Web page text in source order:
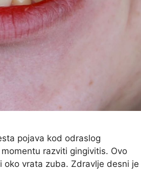
pojava kod odraslog
razviti gingivitis. Ovo
vrata zuba. Zdravlje desni je